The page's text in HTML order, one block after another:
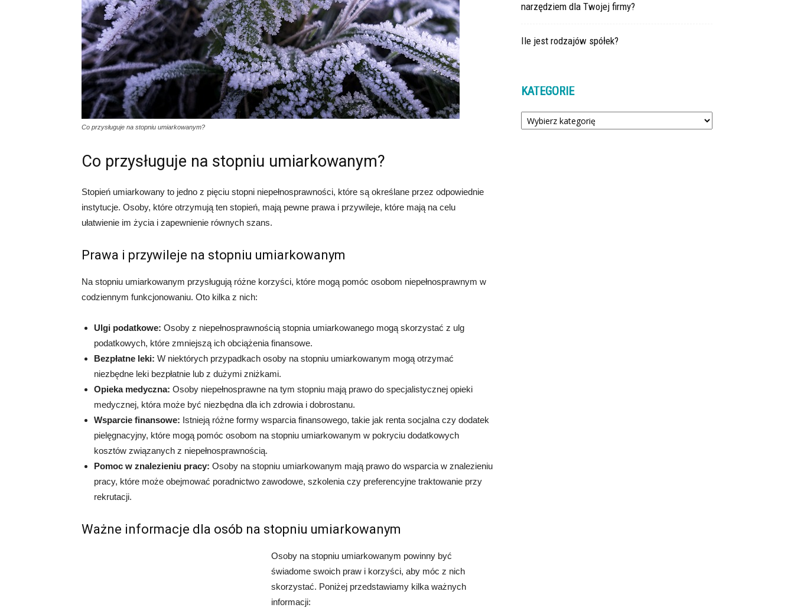
Co przysługuje na stopniu umiarkowanym?
Co przysługuje na stopniu umiarkowanym?
Stopień umiarkowany to jedno z pięciu stopni niepełnosprawności, które są określane przez odpowiednie
instytucje. Osoby, które otrzymują ten stopień, mają pewne prawa i przywileje, które mają na celu
ułatwienie im życia i zapewnienie równych szans.
Prawa i przywileje na stopniu umiarkowanym
Na stopniu umiarkowanym przysługują różne korzyści, które mogą pomóc osobom niepełnosprawnym w
codziennym funkcjonowaniu. Oto kilka z nich:
Ulgi podatkowe: Osoby z niepełnosprawnością stopnia umiarkowanego mogą skorzystać z ulg
podatkowych, które zmniejszą ich obciążenia finansowe.
Bezpłatne leki: W niektórych przypadkach osoby na stopniu umiarkowanym mogą otrzymać
niezbędne leki bezpłatnie lub z dużymi zniżkami.
Opieka medyczna: Osoby niepełnosprawne na tym stopniu mają prawo do specjalistycznej opieki
medycznej, która może być niezbędna dla ich zdrowia i dobrostanu.
Wsparcie finansowe: Istnieją różne formy wsparcia finansowego, takie jak renta socjalna czy dodatek
pielęgnacyjny, które mogą pomóc osobom na stopniu umiarkowanym w pokryciu dodatkowych
kosztów związanych z niepełnosprawnością.
Pomoc w znalezieniu pracy: Osoby na stopniu umiarkowanym mają prawo do wsparcia w znalezieniu
pracy, które może obejmować poradnictwo zawodowe, szkolenia czy preferencyjne traktowanie przy
rekrutacji.
Ważne informacje dla osób na stopniu umiarkowanym
Osoby na stopniu umiarkowanym powinny być
świadome swoich praw i korzyści, aby móc z nich
skorzystać. Poniżej przedstawiamy kilka ważnych
informacji:
narzędziem dla Twojej firmy?
Ile jest rodzajów spółek?
KATEGORIE
Kategorie